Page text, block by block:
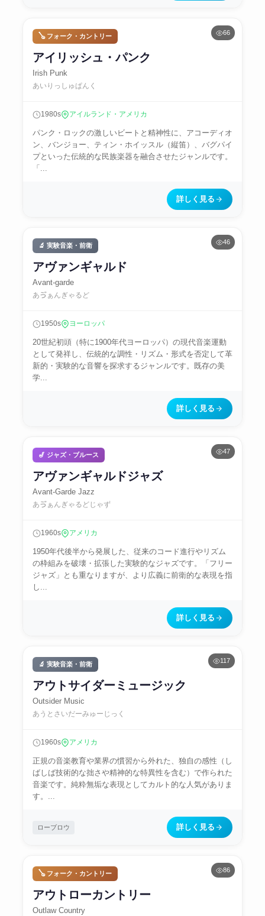
66
🪕 フォーク・カントリー
アイリッシュ・パンク
Irish Punk
あいりっしゅぱんく
1980s アイルランド・アメリカ
パンク・ロックの激しいビートと精神性に、アコーディオ
ン、バンジョー、ティン・ホイッスル（縦笛）、バグパイ
プといった伝統的な民族楽器を融合させたジャンルです。
「...
詳しく見る
46
🔬 実験音楽・前衛
アヴァンギャルド
Avant-garde
あゔぁんぎゃるど
1950s ヨーロッパ
20世紀初頭（特に1900年代ヨーロッパ）の現代音楽運動
として発祥し、伝統的な調性・リズム・形式を否定して革
新的・実験的な音響を探求するジャンルです。既存の美
学...
詳しく見る
47
🎷 ジャズ・ブルース
アヴァンギャルドジャズ
Avant-Garde Jazz
あゔぁんぎゃるどじゃず
1960s アメリカ
1950年代後半から発展した、従来のコード進行やリズム
の枠組みを破壊・拡張した実験的なジャズです。「フリー
ジャズ」とも重なりますが、より広義に前衛的な表現を指
し...
詳しく見る
117
🔬 実験音楽・前衛
アウトサイダーミュージック
Outsider Music
あうとさいだーみゅーじっく
1960s アメリカ
正規の音楽教育や業界の慣習から外れた、独自の感性（し
ばしば技術的な拙さや精神的な特異性を含む）で作られた
音楽です。純粋無垢な表現としてカルト的な人気がありま
す。...
ローブロウ 詳しく見る
86
🪕 フォーク・カントリー
アウトローカントリー
Outlaw Country